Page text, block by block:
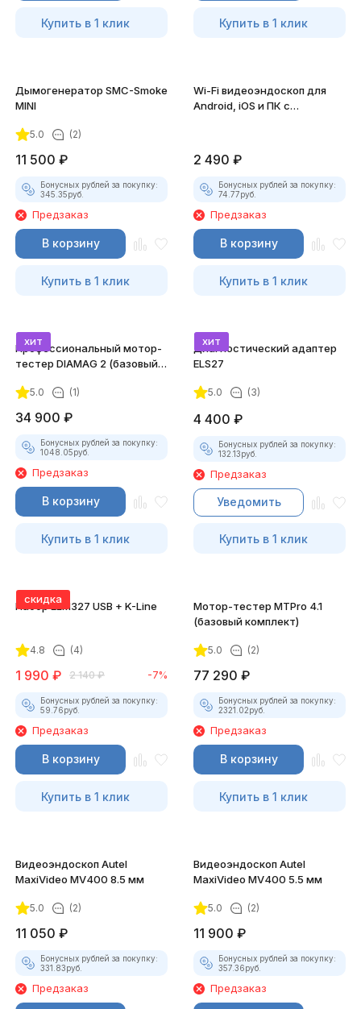
Купить в 1 клик Купить в 1 клик
Дымогенератор SMC-Smoke
MINI
5.0 (2)
11 500 ₽
Бонусных рублей за покупку:
345.35руб.
Предзаказ
В корзину
Купить в 1 клик
Wi-Fi видеоэндоскоп для
Android, iOS и ПК с
2 490 ₽
Бонусных рублей за покупку:
74.77руб.
Предзаказ
В корзину
Купить в 1 клик
хит
Профессиональный мотор-
тестер DIAMAG 2 (базовый
5.0 (1)
34 900 ₽
Бонусных рублей за покупку:
1048.05руб.
Предзаказ
В корзину
Купить в 1 клик
хит
Диагностический адаптер
ELS27
5.0 (3)
4 400 ₽
Бонусных рублей за покупку:
132.13руб.
Предзаказ
Уведомить
Купить в 1 клик
скидка
Набор ELM327 USB + K-Line
4.8 (4)
1 990 ₽ 2 140 ₽ -7%
Бонусных рублей за покупку:
59.76руб.
Предзаказ
В корзину
Купить в 1 клик
Мотор-тестер MTPro 4.1
(базовый комплект)
5.0 (2)
77 290 ₽
Бонусных рублей за покупку:
2321.02руб.
Предзаказ
В корзину
Купить в 1 клик
Видеоэндоскоп Autel
MaxiVideo MV400 8.5 мм
5.0 (2)
11 050 ₽
Бонусных рублей за покупку:
331.83руб.
Предзаказ
Видеоэндоскоп Autel
MaxiVideo MV400 5.5 мм
5.0 (2)
11 900 ₽
Бонусных рублей за покупку:
357.36руб.
Предзаказ